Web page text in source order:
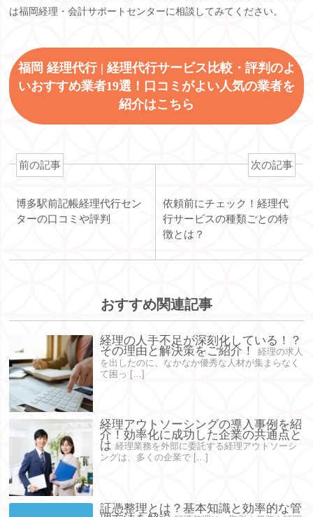
は福岡経理・会計サポートセンターに相談してみてください。
福岡 経理代行 | 経理代行サービス比較・評判のよ
いおすすめ業者19選！口コミがよい人気の業者を
紹介はこちら
前の記事
博多駅前記帳経理代行セン
ターの口コミや評判
次の記事
依頼前にチェック！経理代
行サービスの種類ごとの特
徴とは？
おすすめ関連記事
経理の人手不足が深刻化している！？
その理由と解決策をご紹介！
経理の求人
を出したのに、なかなか優秀な人材が集まらなく
て困っ […]
経理アウトソーシングの導入事例を紹
介！効率化に成功した企業の共通点と
は 経理業務を外部に委託する経理アウトソーシ
ングは、多くの企業で […]
証憑整理とは？基本知識と効率的な管